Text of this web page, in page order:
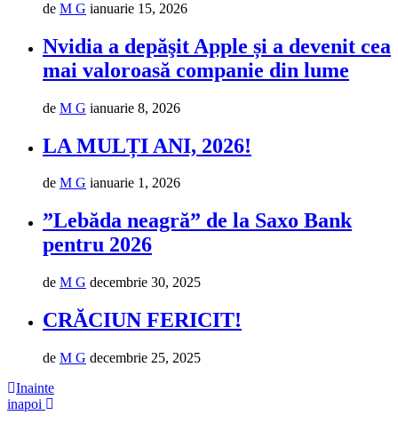
de M G ianuarie 15, 2026
Nvidia a depăşit Apple și a devenit cea
mai valoroasă companie din lume
de M G ianuarie 8, 2026
LA MULȚI ANI, 2026!
de M G ianuarie 1, 2026
”Lebăda neagră” de la Saxo Bank
pentru 2026
de M G decembrie 30, 2025
CRĂCIUN FERICIT!
de M G decembrie 25, 2025
Inainte
inapoi